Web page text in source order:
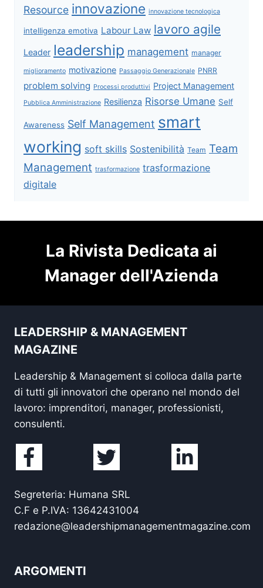
Resource innovazione innovazione tecnologica
intelligenza emotiva Labour Law lavoro agile
Leader leadership management manager
miglioramento motivazione Passaggio Generazionale PNRR
problem solving Processi produttivi Project Management
Pubblica Amministrazione Resilienza Risorse Umane Self
Awareness Self Management smart
working soft skills Sostenibilità Team Team
Management trasformazione trasformazione
digitale
La Rivista Dedicata ai
Manager dell'Azienda
LEADERSHIP & MANAGEMENT
MAGAZINE
Leadership & Management si colloca dalla parte
di tutti gli innovatori che operano nel mondo del
lavoro: imprenditori, manager, professionisti,
consulenti.
Segreteria: Humana SRL
C.F e P.IVA: 13642431004
redazione@leadershipmanagementmagazine.com
ARGOMENTI